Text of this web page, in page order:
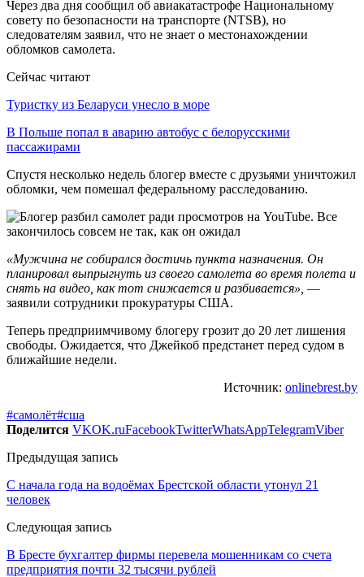
Через два дня сообщил об авиакатастрофе Национальному
совету по безопасности на транспорте (NTSB), но
следователям заявил, что не знает о местонахождении
обломков самолета.
Сейчас читают
Туристку из Беларуси унесло в море
В Польше попал в аварию автобус с белорусскими
пассажирами
Спустя несколько недель блогер вместе с друзьями уничтожил
обломки, чем помешал федеральному расследованию.
«Мужчина не собирался достичь пункта назначения. Он
планировал выпрыгнуть из своего самолета во время полета и
снять на видео, как тот снижается и разбивается», —
заявили сотрудники прокуратуры США.
Теперь предприимчивому блогеру грозит до 20 лет лишения
свободы. Ожидается, что Джейкоб предстанет перед судом в
ближайшие недели.
Источник: onlinebrest.by
#самолёт#сша
Поделится VKOK.ruFacebookTwitterWhatsAppTelegramViber
Предыдущая запись
С начала года на водоёмах Брестской области утонул 21
человек
Следующая запись
В Бресте бухгалтер фирмы перевела мошенникам со счета
предприятия почти 32 тысячи рублей